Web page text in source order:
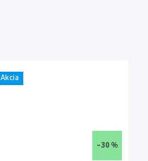
Akcia
–30 %